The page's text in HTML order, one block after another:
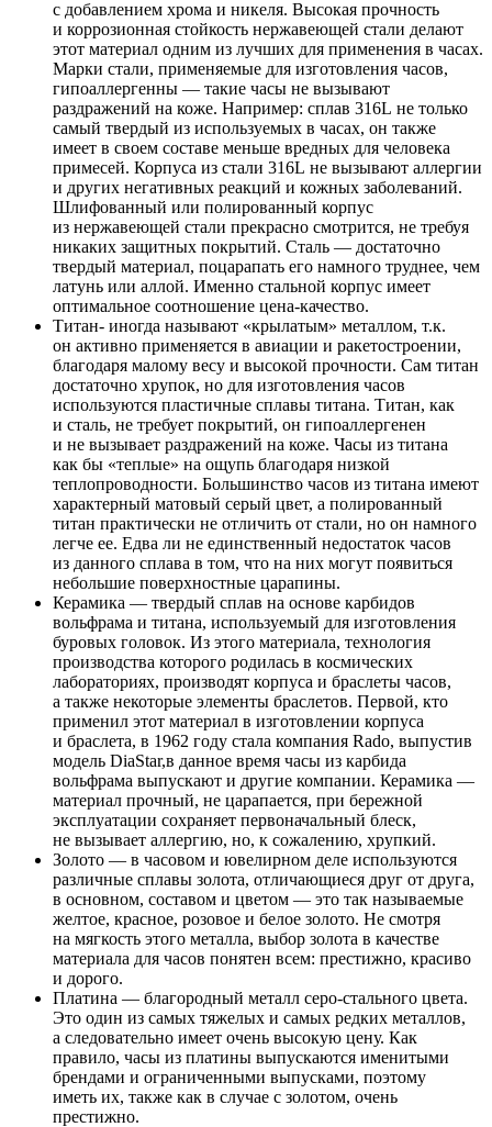
с добавлением хрома и никеля. Высокая прочность
и коррозионная стойкость нержавеющей стали делают
этот материал одним из лучших для применения в часах.
Марки стали, применяемые для изготовления часов,
гипоаллергенны — такие часы не вызывают
раздражений на коже. Например: сплав 316L не только
самый твердый из используемых в часах, он также
имеет в своем составе меньше вредных для человека
примесей. Корпуса из стали 316L не вызывают аллергии
и других негативных реакций и кожных заболеваний.
Шлифованный или полированный корпус
из нержавеющей стали прекрасно смотрится, не требуя
никаких защитных покрытий. Сталь — достаточно
твердый материал, поцарапать его намного труднее, чем
латунь или аллой. Именно стальной корпус имеет
оптимальное соотношение цена-качество.
Титан- иногда называют «крылатым» металлом, т.к.
он активно применяется в авиации и ракетостроении,
благодаря малому весу и высокой прочности. Сам титан
достаточно хрупок, но для изготовления часов
используются пластичные сплавы титана. Титан, как
и сталь, не требует покрытий, он гипоаллергенен
и не вызывает раздражений на коже. Часы из титана
как бы «теплые» на ощупь благодаря низкой
теплопроводности. Большинство часов из титана имеют
характерный матовый серый цвет, а полированный
титан практически не отличить от стали, но он намного
легче ее. Едва ли не единственный недостаток часов
из данного сплава в том, что на них могут появиться
небольшие поверхностные царапины.
Керамика — твердый сплав на основе карбидов
вольфрама и титана, используемый для изготовления
буровых головок. Из этого материала, технология
производства которого родилась в космических
лабораториях, производят корпуса и браслеты часов,
а также некоторые элементы браслетов. Первой, кто
применил этот материал в изготовлении корпуса
и браслета, в 1962 году стала компания Rado, выпустив
модель DiaStar,в данное время часы из карбида
вольфрама выпускают и другие компании. Керамика —
материал прочный, не царапается, при бережной
эксплуатации сохраняет первоначальный блеск,
не вызывает аллергию, но, к сожалению, хрупкий.
Золото — в часовом и ювелирном деле используются
различные сплавы золота, отличающиеся друг от друга,
в основном, составом и цветом — это так называемые
желтое, красное, розовое и белое золото. Не смотря
на мягкость этого металла, выбор золота в качестве
материала для часов понятен всем: престижно, красиво
и дорого.
Платина — благородный металл серо-стального цвета.
Это один из самых тяжелых и самых редких металлов,
а следовательно имеет очень высокую цену. Как
правило, часы из платины выпускаются именитыми
брендами и ограниченными выпусками, поэтому
иметь их, также как в случае с золотом, очень
престижно.